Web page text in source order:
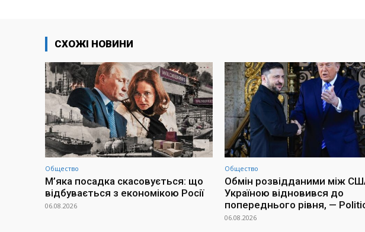
СХОЖІ НОВИНИ
Общество
М’яка посадка скасовується: що
відбувається з економікою Росії
06.08.2026
Общество
Обмін розвідданими між
Україною відновився до
попереднього рівня, —
06.08.2026